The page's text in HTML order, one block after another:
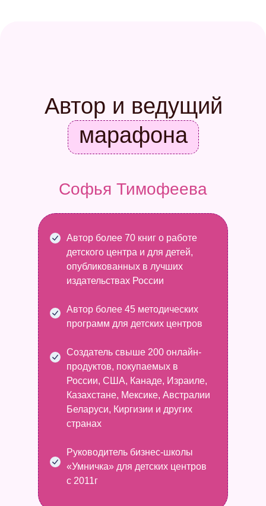
Автор и ведущий
марафона
Софья Тимофеева
Автор более 70 книг о работе
детского центра и для детей,
опубликованных в лучших
издательствах России
Автор более 45 методических
программ для детских центров
Создатель свыше 200 онлайн-
продуктов, покупаемых в
России, США, Канаде, Израиле,
Казахстане, Мексике, Австралии
Беларуси, Киргизии и других
странах
Руководитель бизнес-школы
«Умничка» для детских центров
с 2011г